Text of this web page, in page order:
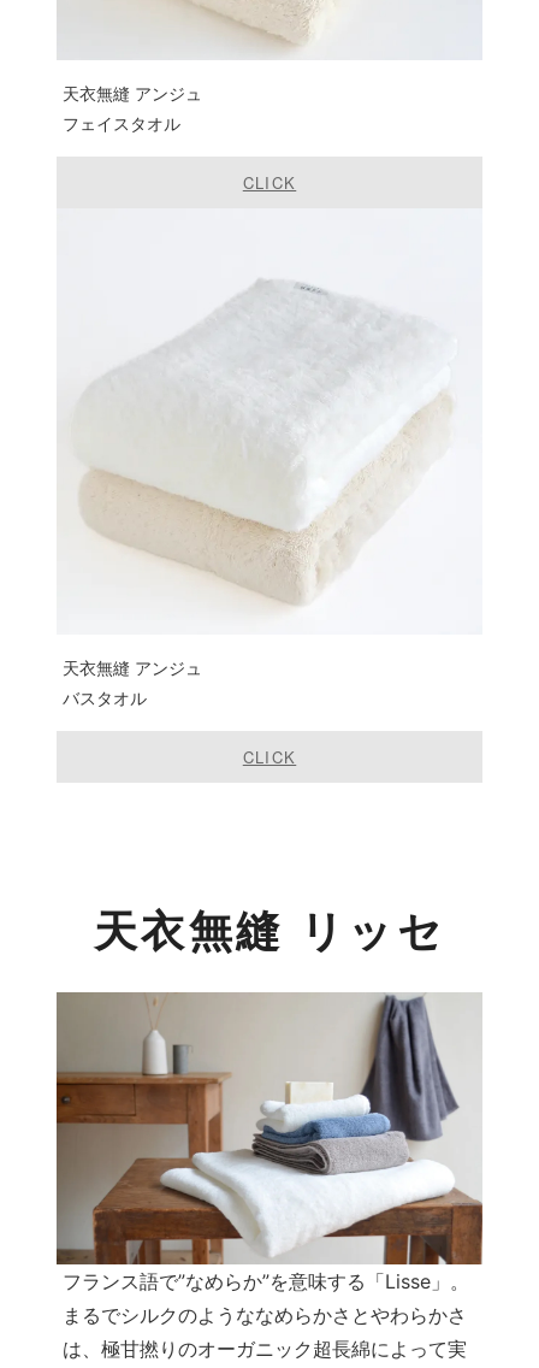
天衣無縫 アンジュ
フェイスタオル
CLICK
天衣無縫 アンジュ
バスタオル
CLICK
天衣無縫 リッセ
フランス語で”なめらか”を意味する「Lisse」。
まるでシルクのようななめらかさとやわらかさ
は、極甘撚りのオーガニック超長綿によって実